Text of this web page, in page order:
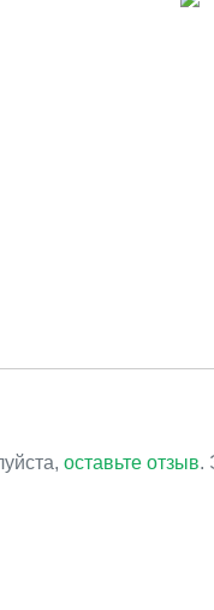
оставьте отзыв.